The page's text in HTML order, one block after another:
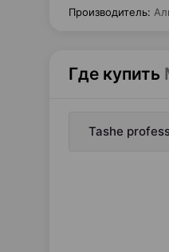
Производитель:
Где купить
Tashe